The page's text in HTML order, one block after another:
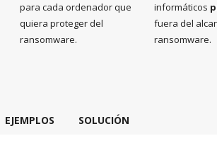
para cada ordenador que
quiera proteger del
ransomware.
informáticos
fuera del
ransomware.
EJEMPLOS SOLUCIÓN